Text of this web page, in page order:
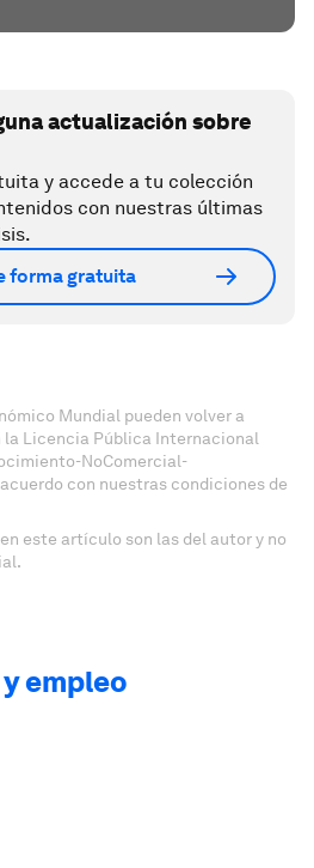
actualización sobre
y accede a tu colección
con nuestras últimas
forma gratuita
Mundial pueden volver a
la Licencia Pública Internacional
NoComercial-
con nuestras condiciones de
este artículo son las del autor y no
empleo